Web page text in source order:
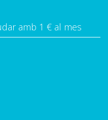
amb 1 € al mes